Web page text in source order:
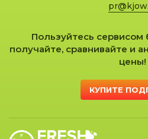
Пользуйтесь сервисом
получайте, сравнивайте и
цены!
КУПИТЕ